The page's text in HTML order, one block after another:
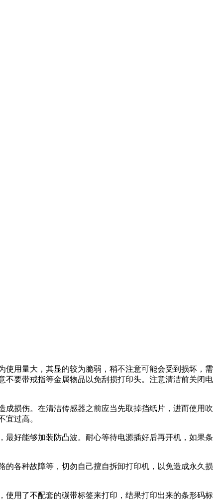
用量大，其显的较为脆弱，稍不注意可能会受到损坏，需
要带戒指等金属物品以免刮损打印头。注意清洁前关闭电
损伤。在清洁传感器之前应当先取掉挡纸片，进而使用吹
宜过高。
好能够加装防凸波。耐心等待电源插好后再开机，如果条
各种故障等，切勿自己擅自拆卸打印机，以免造成永久损
用了不配套的碳带标签来打印，结果打印出来的条形码标